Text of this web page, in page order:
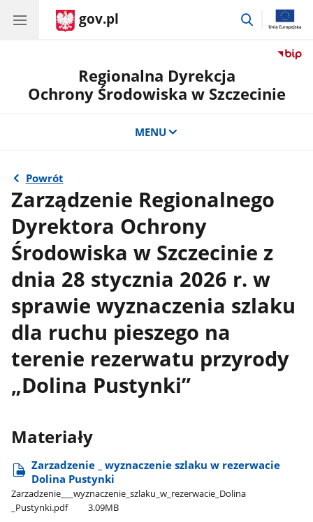
gov.pl
przejdź
Regionalna Dyrekcja
Ochrony Środowiska w Szczecinie
MENU
Powrót
Zarządzenie Regionalnego
Dyrektora Ochrony
Środowiska w Szczecinie z
dnia 28 stycznia 2026 r. w
sprawie wyznaczenia szlaku
dla ruchu pieszego na
terenie rezerwatu przyrody
„Dolina Pustynki”
Materiały
Zarzadzenie ​_ wyznaczenie szlaku w rezerwacie
Dolina Pustynki
Zarzadzenie​_​_​_wyznaczenie​_szlaku​_w​_rezerwacie​_Dolina​
_Pustynki.pdf
3.09MB